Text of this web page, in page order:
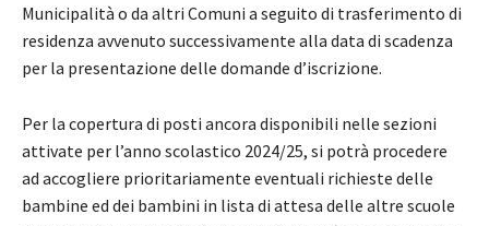
Municipalità o da altri Comuni a seguito di trasferimento di
residenza avvenuto successivamente alla data di scadenza
per la presentazione delle domande d’iscrizione.
Per la copertura di posti ancora disponibili nelle sezioni
attivate per l’anno scolastico 2024/25, si potrà procedere
ad accogliere prioritariamente eventuali richieste delle
bambine ed dei bambini in lista di attesa delle altre scuole